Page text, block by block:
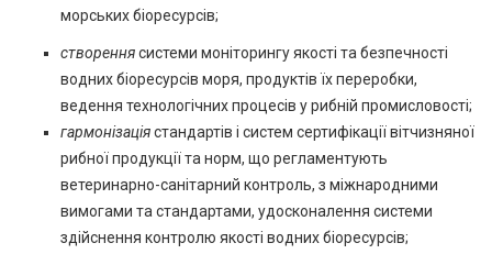
морських біоресурсів;
створеннясистеми моніторингу якості та безпечності
водних біоресурсів моря, продуктів їх переробки,
ведення технологічних процесів у рибній промисловості;
гармонізаціястандартів і систем сертифікації вітчизняної
рибної продукції та норм, що регламентують
ветеринарно-санітарний контроль, з міжнародними
вимогами та стандартами, удосконалення системи
здійснення контролю якості водних біоресурсів;